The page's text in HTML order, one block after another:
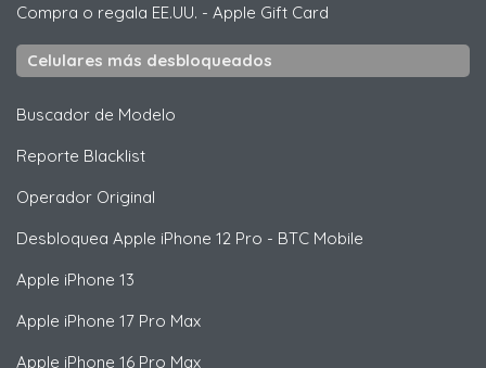
Compra o regala EE.UU. - Apple Gift Card
Celulares más desbloqueados
Buscador de Modelo
Reporte Blacklist
Operador Original
Desbloquea Apple iPhone 12 Pro - BTC Mobile
Apple iPhone 13
Apple iPhone 17 Pro Max
Apple iPhone 16 Pro Max